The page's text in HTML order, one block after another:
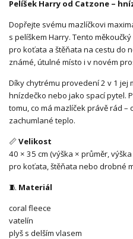
Pelíšek Harry od Catzone –
Dopřejte svému mazlíčkovi
s pelíškem Harry. Tento
pro koťata a štěňata na cestu do
známé, útulné místo i v novém
Díky chytrému provedení 2 v 1 jej
hnízdečko nebo jako spací pytel.
tomu, co má mazlíček právě rád
zachumlané teplo.
📏Velikost
40 × 35 cm (výška × průměr,
pro koťata, štěňata nebo drobné
🧵 Materiál
coral fleece
vatelín
plyš s delším vlasem